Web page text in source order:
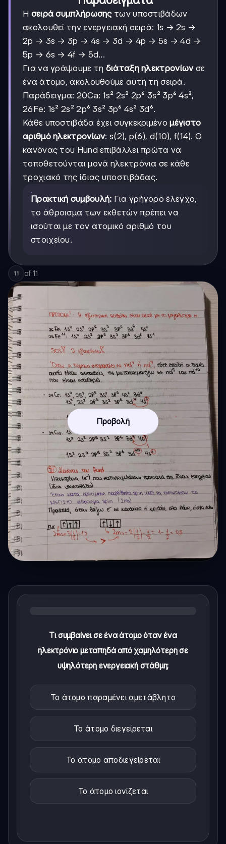
Η σειρά συμπλήρωσηςτων υποστιβάδων
ακολουθεί την ενεργειακή σειρά: 1s → 2s →
2p → 3s → 3p → 4s → 3d → 4p → 5s → 4d →
5p → 6s → 4f → 5d...
Για να γράψουμε τη διάταξη ηλεκτρονίωνσε
ένα άτομο, ακολουθούμε αυτή τη σειρά.
Παράδειγμα: 20Ca: 1s² 2s² 2p⁶ 3s² 3p⁶ 4s²,
26Fe: 1s² 2s² 2p⁶ 3s² 3p⁶ 4s² 3d⁶.
Κάθε υποστιβάδα έχει συγκεκριμένομέγιστο
αριθμό ηλεκτρονίων: s(2), p(6), d(10), f(14). Ο
κανόνας του Hund επιβάλλει πρώτα να
τοποθετούνται μονά ηλεκτρόνια σε κάθε
τροχιακό της ίδιας υποστιβάδας.
Πρακτική συμβουλή: Για γρήγορο έλεγχο,
το άθροισμα των εκθετών πρέπει να
ισούται με τον ατομικό αριθμό του
στοιχείου.
11 of 11
Προβολή
Τι συμβαίνει σε ένα άτομο όταν ένα
ηλεκτρόνιο μεταπηδά από χαμηλότερη σε
υψηλότερη ενεργειακή στάθμη;
Το άτομο παραμένει αμετάβλητο
Το άτομο διεγείρεται
Το άτομο αποδιεγείρεται
Το άτομο ιονίζεται